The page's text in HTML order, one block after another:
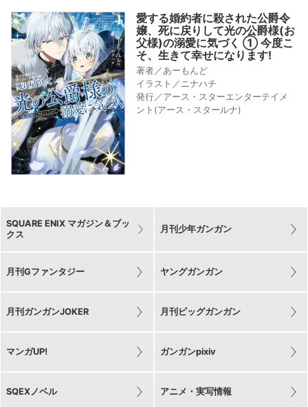
愛する婚約者に殺された公爵令
嬢、死に戻りして光の公爵様(お
父様)の溺愛に気づく ① 今度こ
そ、生きて幸せになります!
著者／あーもんど
イラスト／ニナハチ
発行／アース・スターエンターテイメ
ント(アース・スタールナ)
SQUARE ENIX マガジン＆ブッ
クス
月刊少年ガンガン
月刊Gファンタジー ヤングガンガン
月刊ガンガンJOKER 月刊ビッグガンガン
マンガUP! ガンガンpixiv
SQEXノベル アニメ・実写情報